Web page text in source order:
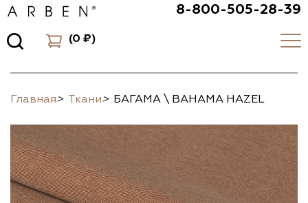
8-800-505-28-39
(0 ₽)
Главная> Ткани> БАГАМА \ BAHAMA HAZEL